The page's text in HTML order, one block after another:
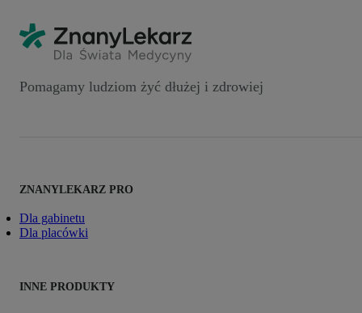
Pomagamy ludziom żyć dłużej i zdrowiej
ZNANYLEKARZ PRO
Dla gabinetu
Dla placówki
INNE PRODUKTY